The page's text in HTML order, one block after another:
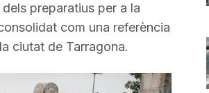
preparatius per a la
com una referència
ciutat de Tarragona.